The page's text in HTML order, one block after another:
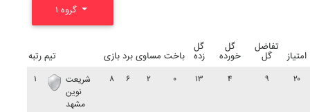
رتبه تیم بازی برد مساوی باخت
گل
زده
گل
خورده
تفاضل
گل امتیاز
۱
شريعت
نوين
مشهد
۸ ۶ ۲ ۰ ۱۳ ۴ ۹ ۲۰